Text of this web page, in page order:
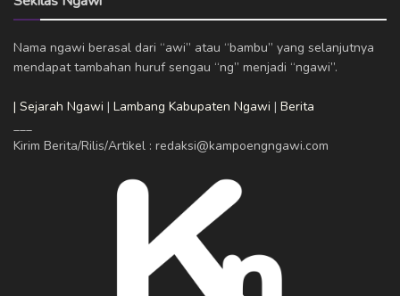
Nama ngawi berasal dari “awi” atau “bambu” yang selanjutnya
mendapat tambahan huruf sengau “ng” menjadi “ngawi”.
| Sejarah Ngawi | Lambang Kabupaten Ngawi | Berita
Kirim Berita/Rilis/Artikel : redaksi@kampoengngawi.com